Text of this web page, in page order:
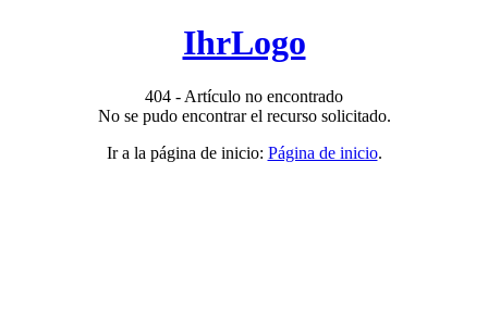
IhrLogo
404 - Artículo no encontrado
No se pudo encontrar el recurso solicitado.
Ir a la página de inicio: Página de inicio.